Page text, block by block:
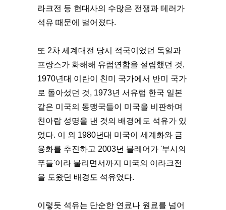
라크전 등 현대사의 수많은 전쟁과 테러가
석유 때문에 벌어졌다.
또 2차 세계대전 당시 적국이었던 독일과
프랑스가 화해해 유럽연합을 설립했던 것,
1970년대 이란이 친미 국가에서 반미 국가
로 돌아섰던 것, 1973년 서유럽 한국 일본
같은 미국의 동맹국들이 미국을 비판하며
친아랍 성명을 낸 것의 배경에도 석유가 있
었다. 이 외 1980년대 미국이 세계화와 금
융화를 추진하고 2003년 블레어가 '부시의
푸들'이라 불리면서까지 미국의 이라크전
을 도왔던 배경도 석유였다.
이렇듯 석유는 단순한 연료나 원료를 넘어